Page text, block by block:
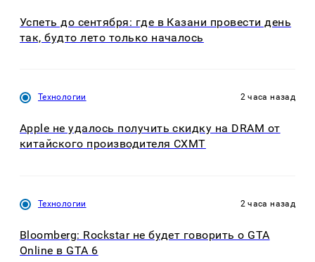
Успеть до сентября: где в Казани провести день
так, будто лето только началось
Технологии 2 часа назад
Apple не удалось получить скидку на DRAM от
китайского производителя CXMT
Технологии 2 часа назад
Bloomberg: Rockstar не будет говорить о GTA
Online в GTA 6